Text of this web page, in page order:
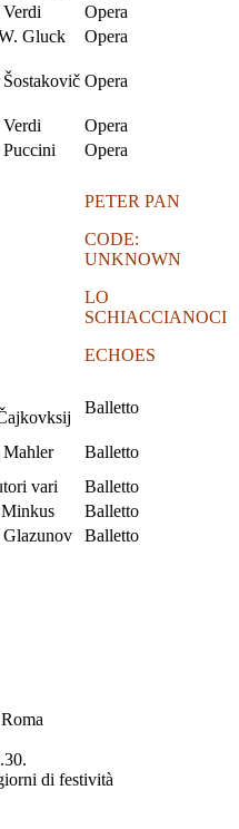
Opera
Gluck
Opera
Opera
Opera
Opera
PETER PAN
CODE:
UNKNOWN
LO
SCHIACCIANOCI
ECHOES
Balletto
Balletto
vari
Balletto
Balletto
Balletto
di festività